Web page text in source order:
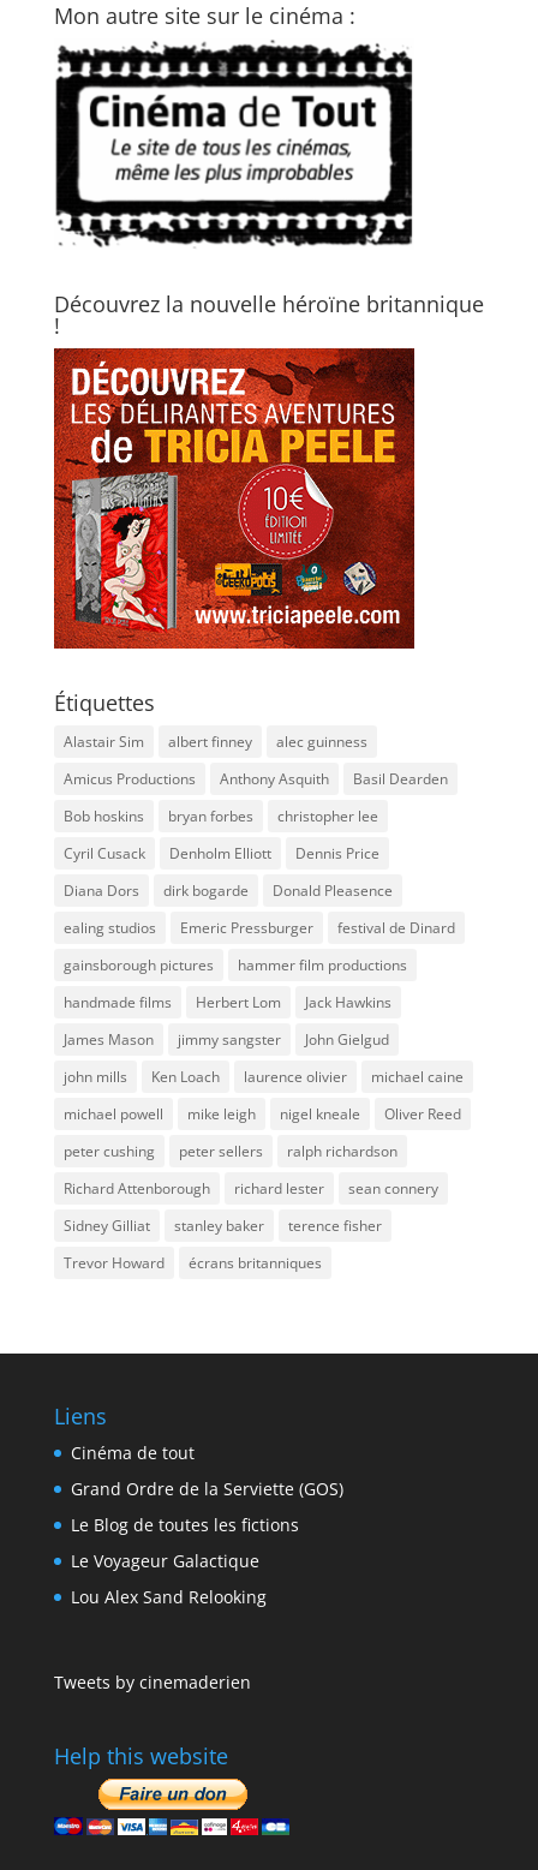
Mon autre site sur le cinéma :
Découvrez la nouvelle héroïne britannique
!
Étiquettes
Alastair Sim albert finney
alec guinness
Amicus Productions
Anthony Asquith
Basil Dearden
Bob hoskins
bryan forbes
christopher lee
Cyril Cusack
Denholm Elliott
Dennis Price
Diana Dors
dirk bogarde
Donald Pleasence
ealing studios
Emeric Pressburger
festival de Dinard
gainsborough pictures
hammer film productions
handmade films
Herbert Lom
Jack Hawkins
James Mason
jimmy sangster
John Gielgud
john mills
Ken Loach laurence olivier
michael caine
michael powell
mike leigh nigel kneale
Oliver Reed
peter cushing
peter sellers
ralph richardson
Richard Attenborough
richard lester
sean connery
Sidney Gilliat
stanley baker
terence fisher
Trevor Howard
écrans britanniques
Liens
Cinéma de tout
Grand Ordre de la Serviette (GOS)
Le Blog de toutes les fictions
Le Voyageur Galactique
Lou Alex Sand Relooking
Tweets by cinemaderien
Help this website